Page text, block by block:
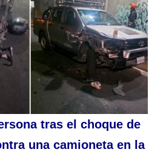
tras el choque de
una camioneta en la